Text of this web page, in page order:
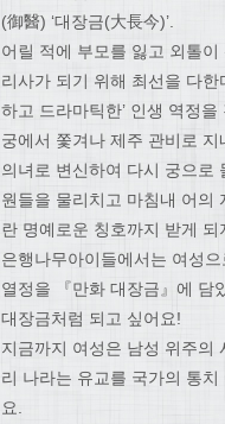
(御醫) ‘대장금(大長今)’.
어릴 적에 부모를 잃고 외톨
리사가 되기 위해 최선을 다
하고 드라마틱한’ 인생 역정을
궁에서 쫓겨나 제주 관비로
의녀로 변신하여 다시 궁으로
원들을 물리치고 마침내 어의
란 명예로운 칭호까지 받게 되
은행나무아이들에서는 여성
열정을 『만화 대장금』에 담
대장금처럼 되고 싶어요!
지금까지 여성은 남성 위주의
리 나라는 유교를 국가의 통
요.